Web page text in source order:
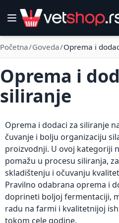
Skip to Content
Toggle Nav
Početna Goveda Oprema i
Oprema i
siliranje
Oprema i dodaci za siliranje
čuvanje i bolju organizaciju
proizvodnji. U ovoj kategoriji
pomažu u procesu siliranja,
skladištenju i očuvanju
Pravilno odabrana oprema i
doprineti boljoj fermentaciji,
radu na farmi i kvalitetnijoj
tokom cele godine.